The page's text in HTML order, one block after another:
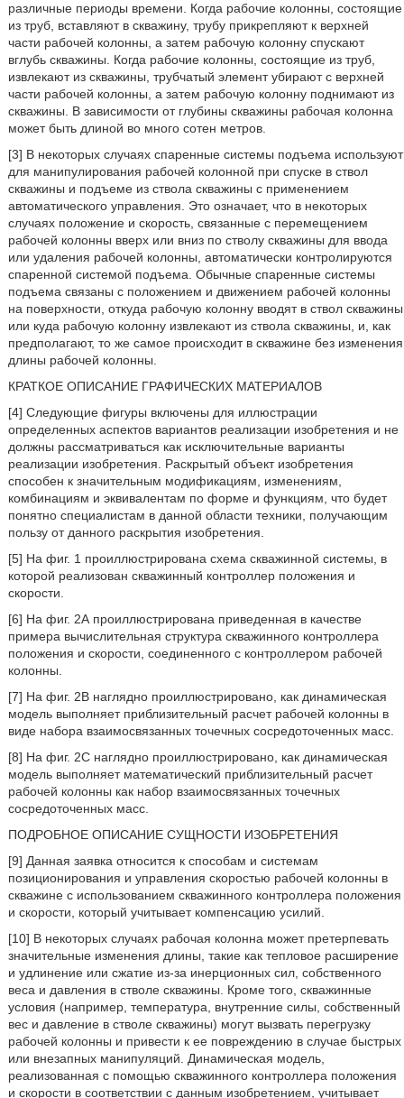
различные периоды времени. Когда рабочие колонны, состоящие
из труб, вставляют в скважину, трубу прикрепляют к верхней
части рабочей колонны, а затем рабочую колонну спускают
вглубь скважины. Когда рабочие колонны, состоящие из труб,
извлекают из скважины, трубчатый элемент убирают с верхней
части рабочей колонны, а затем рабочую колонну поднимают из
скважины. В зависимости от глубины скважины рабочая колонна
может быть длиной во много сотен метров.
[3] В некоторых случаях спаренные системы подъема используют
для манипулирования рабочей колонной при спуске в ствол
скважины и подъеме из ствола скважины с применением
автоматического управления. Это означает, что в некоторых
случаях положение и скорость, связанные с перемещением
рабочей колонны вверх или вниз по стволу скважины для ввода
или удаления рабочей колонны, автоматически контролируются
спаренной системой подъема. Обычные спаренные системы
подъема связаны с положением и движением рабочей колонны
на поверхности, откуда рабочую колонну вводят в ствол скважины
или куда рабочую колонну извлекают из ствола скважины, и, как
предполагают, то же самое происходит в скважине без изменения
длины рабочей колонны.
КРАТКОЕ ОПИСАНИЕ ГРАФИЧЕСКИХ МАТЕРИАЛОВ
[4] Следующие фигуры включены для иллюстрации
определенных аспектов вариантов реализации изобретения и не
должны рассматриваться как исключительные варианты
реализации изобретения. Раскрытый объект изобретения
способен к значительным модификациям, изменениям,
комбинациям и эквивалентам по форме и функциям, что будет
понятно специалистам в данной области техники, получающим
пользу от данного раскрытия изобретения.
[5] На фиг. 1 проиллюстрирована схема скважинной системы, в
которой реализован скважинный контроллер положения и
скорости.
[6] На фиг. 2А проиллюстрирована приведенная в качестве
примера вычислительная структура скважинного контроллера
положения и скорости, соединенного с контроллером рабочей
колонны.
[7] На фиг. 2В наглядно проиллюстрировано, как динамическая
модель выполняет приблизительный расчет рабочей колонны в
виде набора взаимосвязанных точечных сосредоточенных масс.
[8] На фиг. 2C наглядно проиллюстрировано, как динамическая
модель выполняет математический приблизительный расчет
рабочей колонны как набор взаимосвязанных точечных
сосредоточенных масс.
ПОДРОБНОЕ ОПИСАНИЕ СУЩНОСТИ ИЗОБРЕТЕНИЯ
[9] Данная заявка относится к способам и системам
позиционирования и управления скоростью рабочей колонны в
скважине с использованием скважинного контроллера положения
и скорости, который учитывает компенсацию усилий.
[10] В некоторых случаях рабочая колонна может претерпевать
значительные изменения длины, такие как тепловое расширение
и удлинение или сжатие из-за инерционных сил, собственного
веса и давления в стволе скважины. Кроме того, скважинные
условия (например, температура, внутренние силы, собственный
вес и давление в стволе скважины) могут вызвать перегрузку
рабочей колонны и привести к ее повреждению в случае быстрых
или внезапных манипуляций. Динамическая модель,
реализованная с помощью скважинного контроллера положения
и скорости в соответствии с данным изобретением, учитывает